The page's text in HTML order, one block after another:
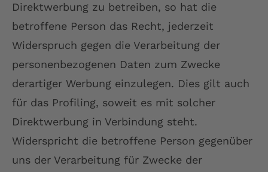
Direktwerbung zu betreiben, so hat die
betroffene Person das Recht, jederzeit
Widerspruch gegen die Verarbeitung der
personenbezogenen Daten zum Zwecke
derartiger Werbung einzulegen. Dies gilt auch
für das Profiling, soweit es mit solcher
Direktwerbung in Verbindung steht.
Widerspricht die betroffene Person gegenüber
uns der Verarbeitung für Zwecke der